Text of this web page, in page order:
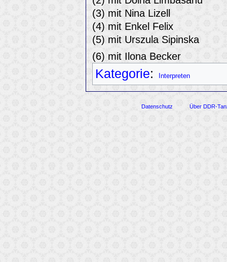
(3) mit Nina Lizell
(4) mit Enkel Felix
(5) mit Urszula Sipinska
(6) mit Ilona Becker
Kategorie: Interpreten
Datenschutz Über DDR-